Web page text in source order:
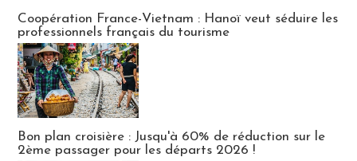
Coopération France-Vietnam : Hanoï veut séduire les
professionnels français du tourisme
Bon plan croisière : Jusqu'à 60% de réduction sur le
2ème passager pour les départs 2026 !